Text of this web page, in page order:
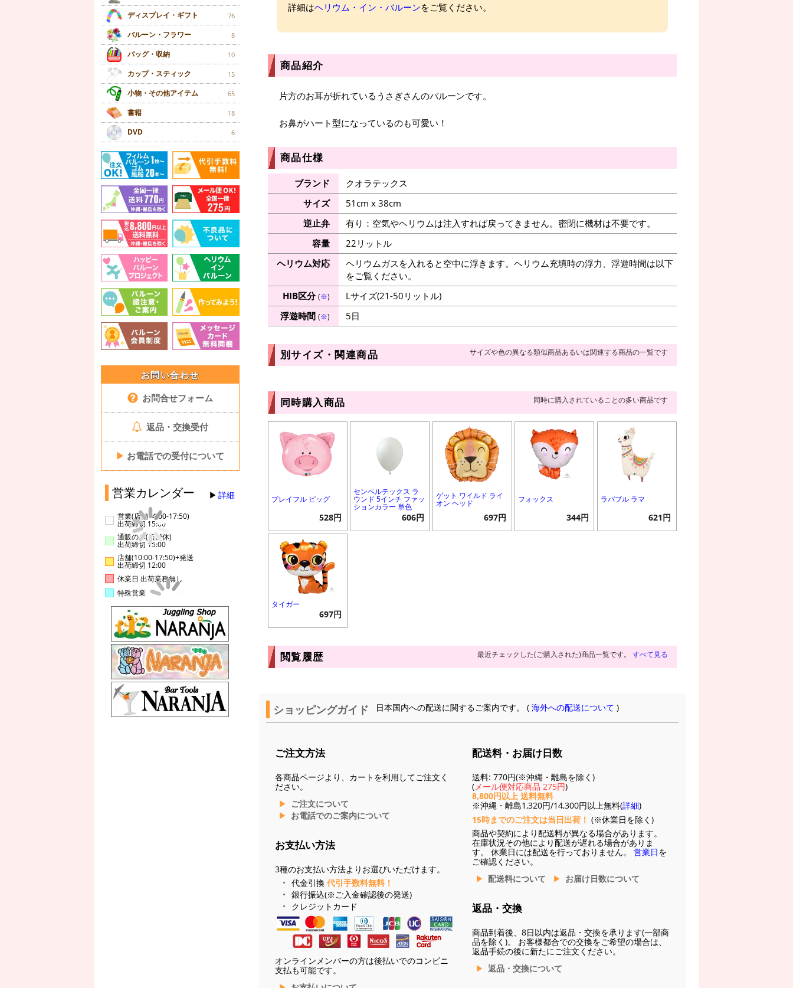
ディスプレイ・ギフト 76
バルーン・フラワー 8
バッグ・収納 10
カップ・スティック 15
小物・その他アイテム 65
書籍 18
DVD 6
お問い合わせ
お問合せフォーム
返品・交換受付
▶ お電話での受付について
営業カレンダー 詳細
営業(店舗14:00-17:50)
出荷締切 15:00
通販のみ(店舗休)
出荷締切 15:00
店舗(10:00-17:50)+発送
出荷締切 12:00
休業日 出荷業務無し
特殊営業
詳細はヘリウム・イン・バルーンをご覧ください。
商品紹介
片方のお耳が折れているうさぎさんのバルーンです。
お鼻がハート型になっているのも可愛い！
商品仕様
ブランド
クオラテックス
サイズ
51cm x 38cm
逆止弁
有り：空気やヘリウムは注入すれば戻ってきません。密閉に機材は不要です。
容量
22リットル
ヘリウム対応
ヘリウムガスを入れると空中に浮きます。ヘリウム充填時の浮力、浮遊時間は以下
をご覧ください。
HIB区分(※)
Lサイズ(21-50リットル)
浮遊時間 (※) 5日
別サイズ・関連商品 サイズや色の異なる類似商品あるいは関連する商品の一覧です
同時購入商品 同時に購入されていることの多い商品です
プレイフル ピッグ
528円
センペルテックス ラ
ウンド 5インチ ファッ
ションカラー 単色
606円
ゲット ワイルド ライ
オン ヘッド
697円
フォックス
344円
ラバブル ラマ
621円
タイガー
697円
閲覧履歴 最近チェックした(ご購入された)商品一覧です。 すべて見る
ショッピングガイド 日本国内への配送に関するご案内です。 (海外への配送について )
ご注文方法
各商品ページより、カートを利用してご注文く
ださい。
ご注文について
お電話でのご案内について
お支払い方法
3種のお支払い方法よりお選びいただけます。
代金引換 代引手数料無料！
銀行振込(※ご入金確認後の発送)
クレジットカード
オンラインメンバーの方は後払いでのコンビニ
支払も可能です。
配送料・お届け日数
送料: 770円(※沖縄・離島を除く)
(メール便対応商品 275円)
8,800円以上 送料無料
※沖縄・離島1,320円/14,300円以上無料(詳細)
15時までのご注文は当日出荷！ (※休業日を除く)
商品や契約により配送料が異なる場合があります。
在庫状況その他により配送が遅れる場合がありま
す。 休業日には配送を行っておりません。 営業日を
ご確認ください。
配送料について
お届け日数について
返品・交換
商品到着後、8日以内は返品・交換を承ります(一部商
品を除く)。 お客様都合での交換をご希望の場合は、
返品手続の後に新たにご注文ください。
返品・交換について